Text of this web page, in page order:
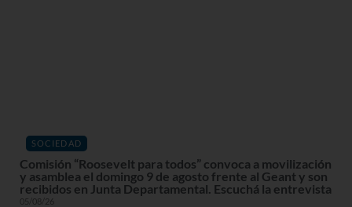
SOCIEDAD
Comisión “Roosevelt para todos” convoca a movilización
y asamblea el domingo 9 de agosto frente al Geant y son
recibidos en Junta Departamental. Escuchá la entrevista
05/08/26